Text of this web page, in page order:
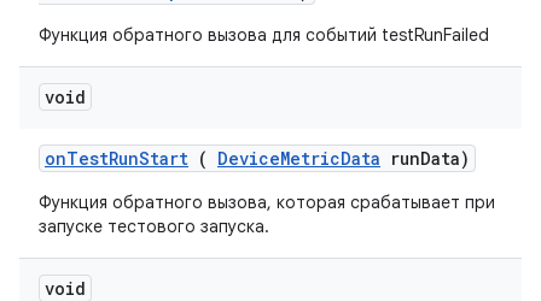
Функция обратного вызова для событий testRunFailed
void
onTestRunStart ( DeviceMetricData runData)
Функция обратного вызова, которая срабатывает при
запуске тестового запуска.
void